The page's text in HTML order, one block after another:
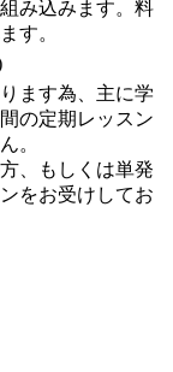
み込みます。料
す。
ます為、主に学
の定期レッスン
。
、もしくは単発
をお受けしてお